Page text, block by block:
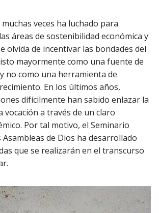
veces ha luchado para
áreas de sostenibilidad económica y
olvida de incentivar las bondades del
mayormente como una fuente de
no como una herramienta de
En los últimos años,
difícilmente han sabido enlazar la
vocación a través de un claro
Por tal motivo, el Seminario
de Dios ha desarrollado
que se realizarán en el transcurso